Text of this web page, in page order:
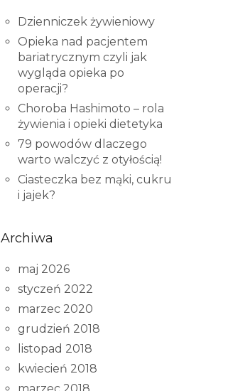
Dzienniczek żywieniowy
Opieka nad pacjentem
bariatrycznym czyli jak
wygląda opieka po
operacji?
Choroba Hashimoto – rola
żywienia i opieki dietetyka
79 powodów dlaczego
warto walczyć z otyłością!
Ciasteczka bez mąki, cukru
i jajek?
Archiwa
maj 2026
styczeń 2022
marzec 2020
grudzień 2018
listopad 2018
kwiecień 2018